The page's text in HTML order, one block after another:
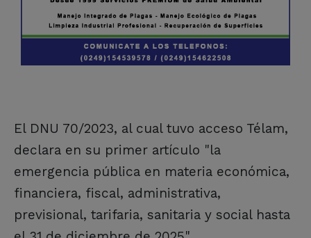
El DNU 70/2023, al cual tuvo acceso Télam,
declara en su primer artículo "la
emergencia pública en materia económica,
financiera, fiscal, administrativa,
previsional, tarifaria, sanitaria y social hasta